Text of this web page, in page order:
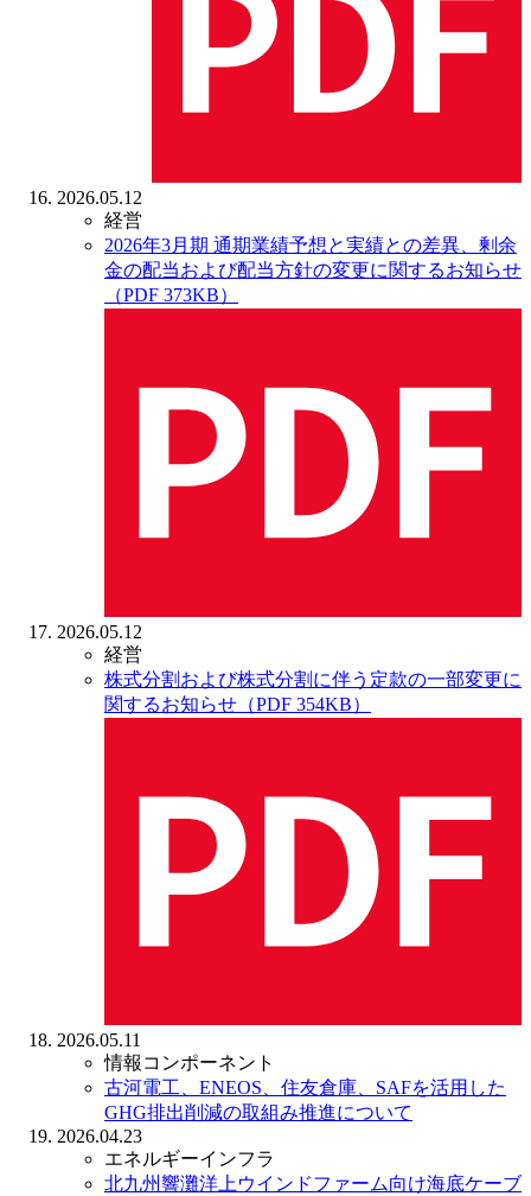
2026.05.12
経営
2026年3月期 通期業績予想と実績との差異、剰余
金の配当および配当方針の変更に関するお知らせ
（PDF 373KB）
2026.05.12
経営
株式分割および株式分割に伴う定款の一部変更に
関するお知らせ（PDF 354KB）
2026.05.11
情報コンポーネント
古河電工、ENEOS、住友倉庫、SAFを活用した
GHG排出削減の取組み推進について
2026.04.23
エネルギーインフラ
北九州響灘洋上ウインドファーム向け海底ケーブ